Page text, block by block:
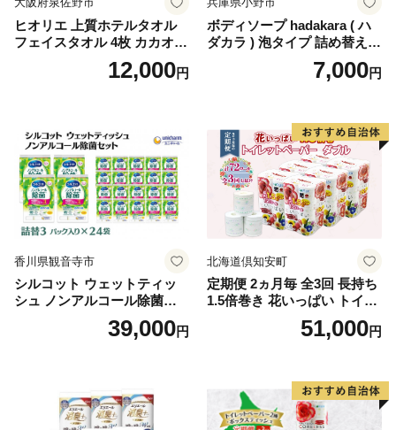
ヒオリエ 上質ホテルタオル
フェイスタオル 4枚 カカオ
【タオル 泉州タオル 吸水 普
段使い 無地 シンプル 日用品
12,000円
ボディソープ hadakara ( ハ
ダカラ ) 泡タイプ 詰め替え 4
40ml×4袋 ボディーソープ 泡
ボディソープ 泡 日用品 消耗
泡石鹸 石鹸 兵庫 兵庫県 小野
7,000円
香川県観音寺市
シルコット ウェットティッ
シュ ノンアルコール除菌詰
替（43枚×3P）×24袋 日用品
おもちゃ 拭き取り 手拭き 外
39,000円
北海道倶知安町
定期便 2ヵ月毎 全3回 長持ち
1.5倍巻き 花いっぱい トイレ
ットペーパー ダブル 45ｍ 計
72ロール 全18種 花柄 プリン
ー 消耗品 備蓄 送料無料 北海
道 倶知安町 日用品
51,000円